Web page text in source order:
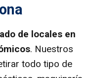
de locales en
. Nuestros
todo tipo de